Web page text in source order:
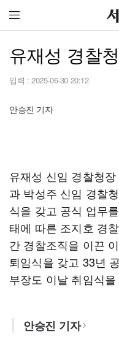
유재성 경찰
입력 : 2025-06-30 20:12
안승진 기자
유재성 신임 경찰청
과 박성주 신임 경찰
식을 갖고 공식 업무
태에 따른 조지호 경
간 경찰조직을 이끈
퇴임식을 갖고 33년
부장도 이날 취임식
안승진 기자